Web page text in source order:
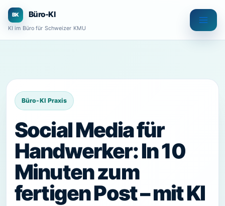
Zum
Inhalt
springen
Büro-KI
KI im Büro für Schweizer KMU
Social Media für
Handwerker: In 10
Minuten zum
fertigen Post – mit KI